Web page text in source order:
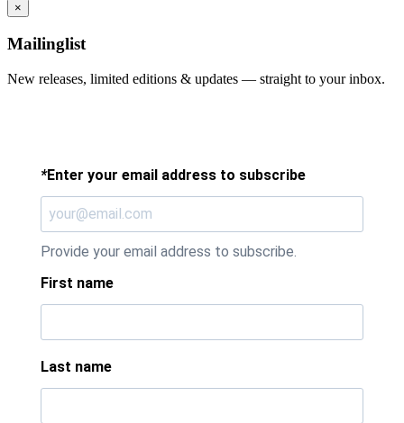
×
Mailinglist
New releases, limited editions & updates — straight to your inbox.
Enter your email address to subscribe
*
Provide your email address to subscribe.
First name
Last name